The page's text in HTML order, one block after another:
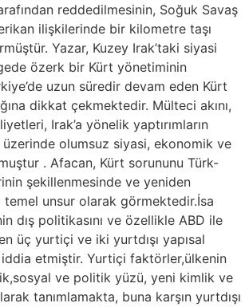
reddedilmesinin, Soğuk Savaş
ilişkilerinde bir kilometre taşı
Yazar, Kuzey Irak’taki siyasi
özerk bir Kürt yönetiminin
uzun süredir devam eden Kürt
dikkat çekmektedir. Mülteci akını,
Irak’a yönelik yaptırımların
olumsuz siyasi, ekonomik ve
. Afacan, Kürt sorununu Türk-
şekillenmesinde ve yeniden
temel unsur olarak görmektedir.İsa
dış politikasını ve özellikle ABD ile
üç yurtiçi ve iki yurtdışı yapısal
iddia etmiştir. Yurtiçi faktörler,ülkenin
ve politik yüzü, yeni kimlik ve
tanımlamakta, buna karşın yurtdışı